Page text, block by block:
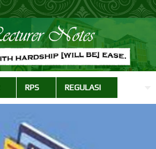
RPS REGULASI